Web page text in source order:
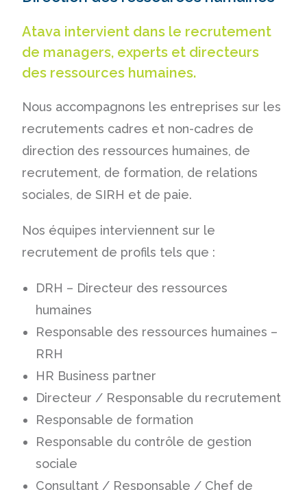
Atava intervient dans le recrutement
de managers, experts et directeurs
des ressources humaines.
Nous accompagnons les entreprises sur les
recrutements cadres et non-cadres de
direction des ressources humaines, de
recrutement, de formation, de relations
sociales, de SIRH et de paie.
Nos équipes interviennent sur le
recrutement de profils tels que :
DRH – Directeur des ressources
humaines
Responsable des ressources humaines –
RRH
HR Business partner
Directeur / Responsable du recrutement
Responsable de formation
Responsable du contrôle de gestion
sociale
Consultant / Responsable / Chef de